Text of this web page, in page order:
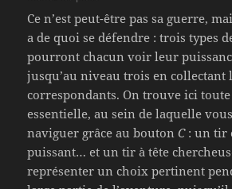
Ce n’est peut-être pas sa guerre,
a de quoi se défendre : trois types
pourront chacun voir leur
jusqu’au niveau trois en collectant
correspondants. On trouve ici
essentielle, au sein de laquelle
naviguer grâce au boutonC: un tir
puissant… et un tir à tête
représenter un choix pertinent